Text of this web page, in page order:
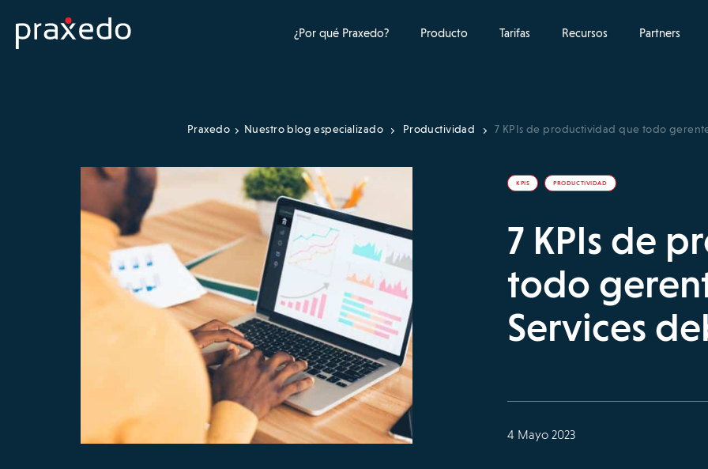
¿Por qué Praxedo? Producto Tarifas Recursos Partners
Praxedo Nuestro blog especializado Productividad 7 KPIs de productividad que todo
KPIS PRODUCTIVIDAD
7 KPIs de
todo
Services
4 Mayo 2023